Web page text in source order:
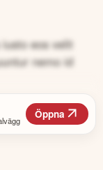
eos velit
nemo id
Öppna